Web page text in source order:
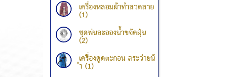
เครื่องหลอมผ้าทำลวดลาย
(1)
ชุดพ่นละอองน้ำขจัดฝุ่น
(2)
เครื่องดูดตะกอน สระว่ายน้
ำ (1)